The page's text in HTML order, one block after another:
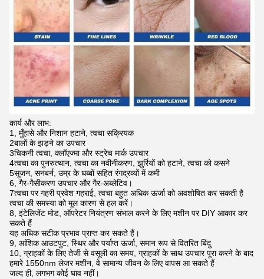
कार्य और लाभ:
1, मुँहासे और निशान हटाने, त्वचा सक्रियक
2बालों के झड़ने का उपचार
3चिकनी त्वचा, क्लॉएज्मा और स्ट्रेच मार्क उपचार
4त्वचा का पुनरुत्थान, त्वचा का नवीनीकरण, झुर्रियों को हटाने, त्वचा को कसने
5सूजन, सनबर्न, उम्र के धब्बों सहित रंगद्रव्यों में कमी
6, गैर-गैसीकरण उपचार और गैर-अब्लेटिव।
7त्वचा पर गहरी प्रवेश गहराई, त्वचा बहुत अधिक ऊर्जा को अवशोषित कर सकती है
त्वचा की समस्या को मूल कारण से हल करें।
8, इंटेलिजेंट मोड, ऑपरेटर नियंत्रण संभाल करने के लिए मशीन पर DIY आकार कर
सकते हैं
यह अधिक सटीक प्रभाव प्राप्त कर सकते हैं।
9, आंशिक आउटपुट, स्थिर और पर्याप्त ऊर्जा, समान रूप से वितरित बिंदु
10, ग्राहकों के लिए तेजी से वसूली का समय, ग्राहकों के साथ उपचार पूरा करने के बाद
हमारे 1550nm लेजर मशीन, वे सामान्य जीवन के लिए वापस आ सकते हैं
जल्द ही, लगभग कोई घाव नहीं।